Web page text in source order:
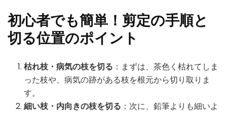
初心者でも簡単！剪定の手順と
切る位置のポイント
枯れ枝・病気の枝を切る ：まずは、茶色く枯れてしま
った枝や、病気の跡がある枝を根元から切り取りま
す。
細い枝・内向きの枝を切る ：次に、鉛筆よりも細いよ